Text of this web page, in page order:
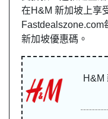
在H&M 新加坡上享
Fastdealszone.com
新加坡優惠碼。
H&M